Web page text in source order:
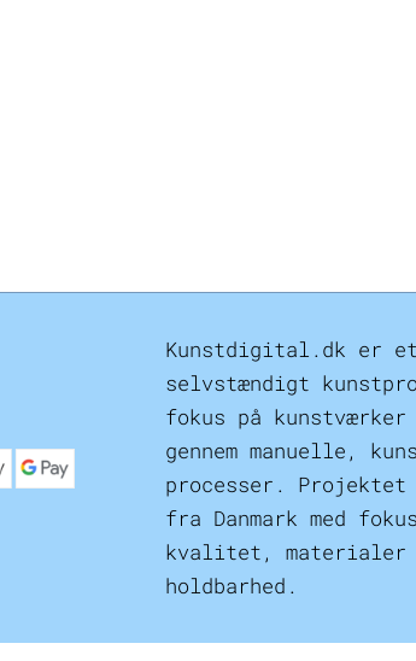
Kunstdigital.dk er et
selvstændigt
fokus på kunstværker
gennem manuelle,
processer. Projektet
fra Danmark med
kvalitet, materialer
holdbarhed.